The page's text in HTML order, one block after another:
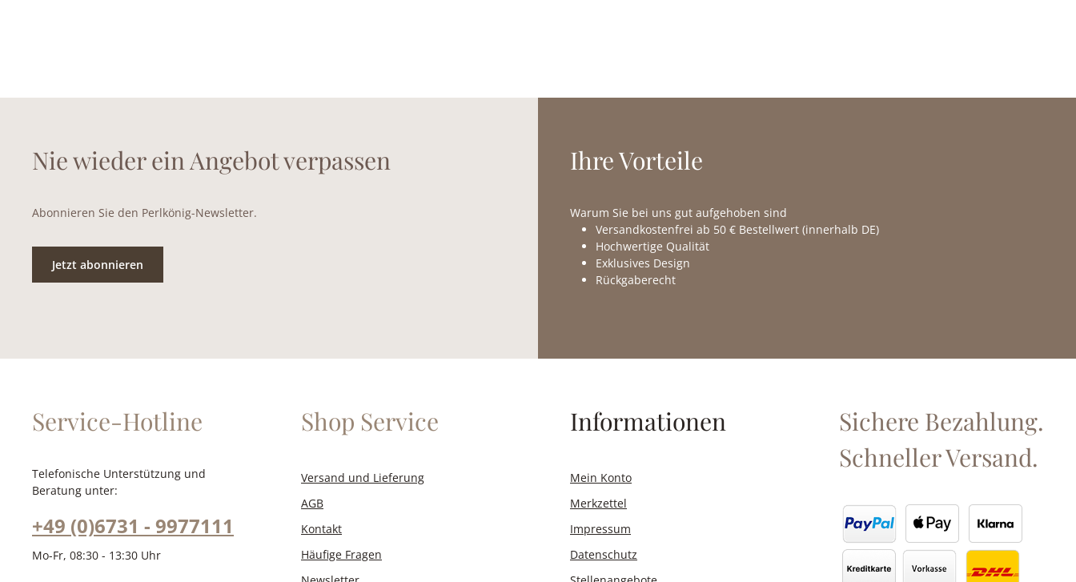
Nie wieder ein Angebot verpassen
Abonnieren Sie den Perlkönig-Newsletter.
Jetzt abonnieren
Ihre Vorteile
Warum Sie bei uns gut aufgehoben sind
Versandkostenfrei ab 50 € Bestellwert (innerhalb DE)
Hochwertige Qualität
Exklusives Design
Rückgaberecht
Service-Hotline
Telefonische Unterstützung und
Beratung unter:
+49 (0)6731 - 9977111
Mo-Fr, 08:30 - 13:30 Uhr
Shop Service
Versand und Lieferung
AGB
Kontakt
Häufige Fragen
Informationen
Mein Konto
Merkzettel
Impressum
Datenschutz
Sichere Bezahlung.
Schneller Versand.